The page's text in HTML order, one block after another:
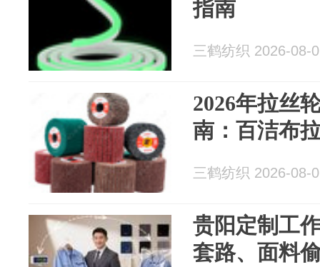
指南
三鹤纺织 2026-08-
2026年拉丝
南：百洁布
三鹤纺织 2026-08-
贵阳定制工
套路、面料